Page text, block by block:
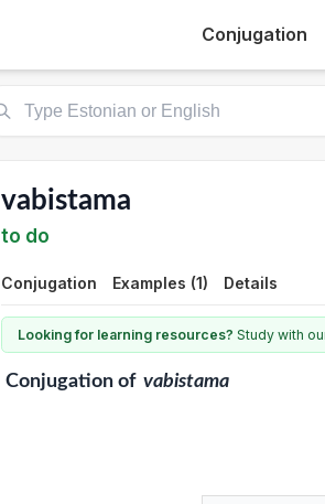
Conjugation
vabistama
to do
Conjugation Examples (1) Details
Looking for learning resources? Study with
Conjugationof vabistama